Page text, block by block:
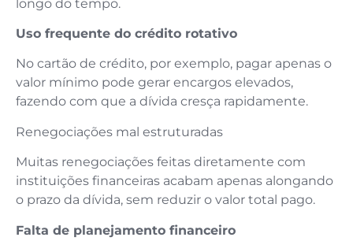
longo do tempo.
Uso frequente do crédito rotativo
No cartão de crédito, por exemplo, pagar apenas o
valor mínimo pode gerar encargos elevados,
fazendo com que a dívida cresça rapidamente.
Renegociações mal estruturadas
Muitas renegociações feitas diretamente com
instituições financeiras acabam apenas alongando
o prazo da dívida, sem reduzir o valor total pago.
Falta de planejamento financeiro